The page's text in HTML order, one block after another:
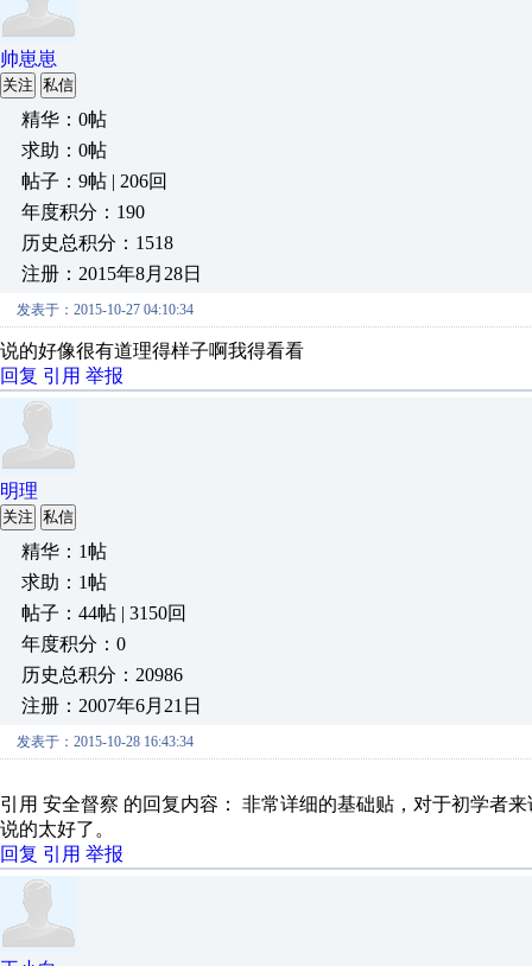
帅崽崽
关注 私信
精华：0帖
求助：0帖
帖子：9帖 | 206回
年度积分：190
历史总积分：1518
注册：2015年8月28日
发表于：2015-10-27 04:10:34
说的好像很有道理得样子啊我得看看
回复 引用 举报
明理
关注 私信
精华：1帖
求助：1帖
帖子：44帖 | 3150回
年度积分：0
历史总积分：20986
注册：2007年6月21日
发表于：2015-10-28 16:43:34
引用 安全督察 的回复内容： 非常详细的基础贴，对于初学者
说的太好了。
回复 引用 举报